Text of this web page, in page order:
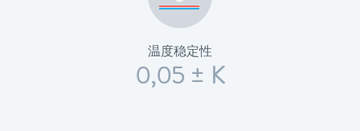
温度稳定性
0,05 ± K